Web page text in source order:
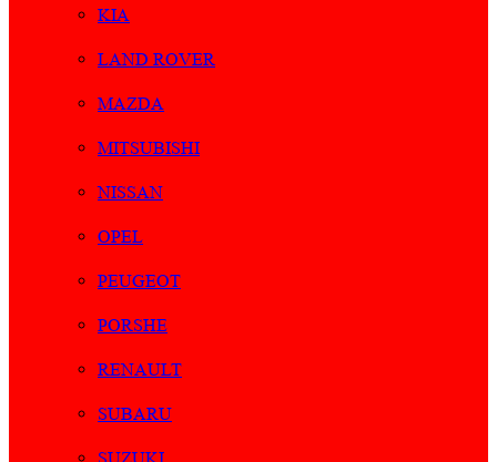
KIA
LAND ROVER
MAZDA
MITSUBISHI
NISSAN
OPEL
PEUGEOT
PORSHE
RENAULT
SUBARU